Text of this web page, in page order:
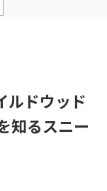
ルドウッド
知るスニー